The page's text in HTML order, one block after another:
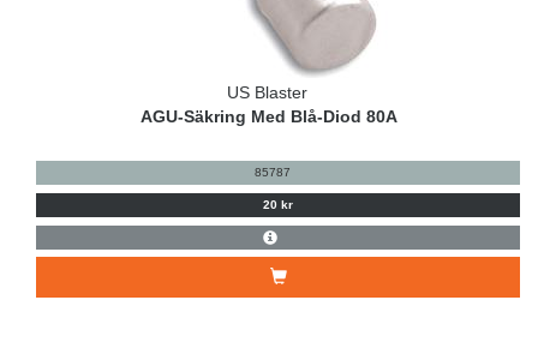
US Blaster
AGU-Säkring Med Blå-Diod 80A
85787
20 kr